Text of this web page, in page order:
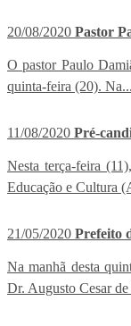
20/08/2020 Pastor
O pastor Paulo
quinta-feira (20). Na...
11/08/2020 Pré-
Nesta terça-feira
Educação e Cultura
21/05/2020 Prefeito
Na manhã desta
Dr. Augusto Cesar